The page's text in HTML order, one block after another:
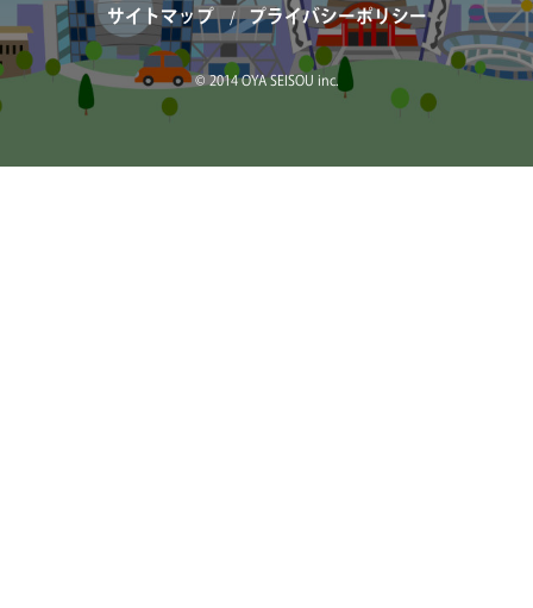
サイトマップ プライバシーポリシー
© 2014 OYA SEISOU inc.